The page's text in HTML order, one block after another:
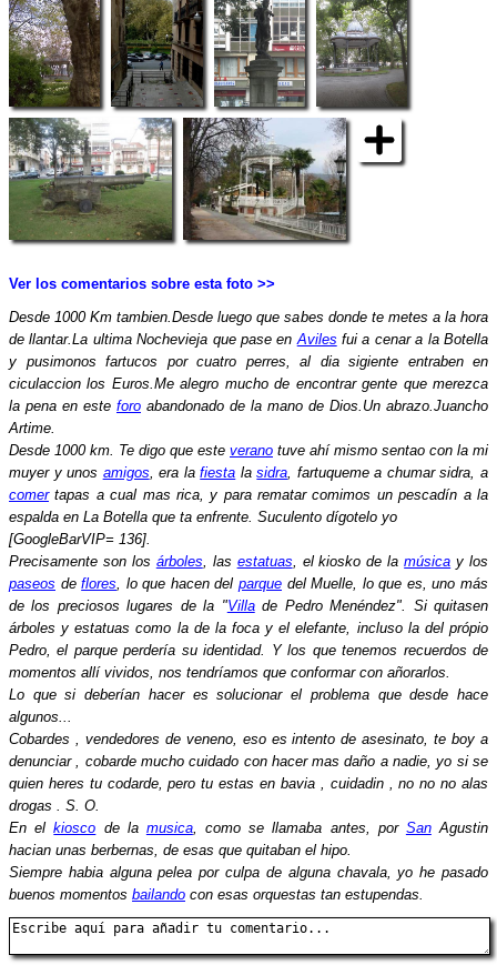
Ver los comentarios sobre esta foto >>
Desde 1000 Km tambien.Desde luego que sabes donde te metes a la hora
de llantar.La ultima Nochevieja que pase enAviles fui a cenar a la Botella
y pusimonos fartucos por cuatro perres, al dia sigiente entraben en
ciculaccion los Euros.Me alegro mucho de encontrar gente que merezca
la pena en este foro abandonado de la mano de Dios.Un abrazo.Juancho
Artime.
Desde 1000 km. Te digo que este verano tuve ahí mismo sentao con la mi
muyer y unos amigos, era lafiesta lasidra, fartuqueme a chumar sidra, a
comertapas a cual mas rica, y para rematar comimos un pescadín a la
espalda en La Botella que ta enfrente. Suculento dígotelo yo
[GoogleBarVIP= 136].
Precisamente son los árboles, las estatuas, el kiosko de lamúsica y los
paseos deflores, lo que hacen delparque del Muelle, lo que es, uno más
de los preciosos lugares de la "Villade Pedro Menéndez". Si quitasen
árboles y estatuas como la de la foca y el elefante, incluso la del própio
Pedro, el parque perdería su identidad. Y los que tenemos recuerdos de
momentos allí vividos, nos tendríamos que conformar con añorarlos.
Lo que si deberían hacer es solucionar el problema que desde hace
algunos...
Cobardes , vendedores de veneno, eso es intento de asesinato, te boy a
denunciar , cobarde mucho cuidado con hacer mas daño a nadie, yo si se
quien heres tu codarde, pero tu estas en bavia , cuidadin , no no no alas
drogas . S. O.
En elkiosco de la musica, como se llamaba antes, por SanAgustin
hacian unas berbernas, de esas que quitaban el hipo.
Siempre habia alguna pelea por culpa de alguna chavala, yo he pasado
buenos momentos bailando con esas orquestas tan estupendas.